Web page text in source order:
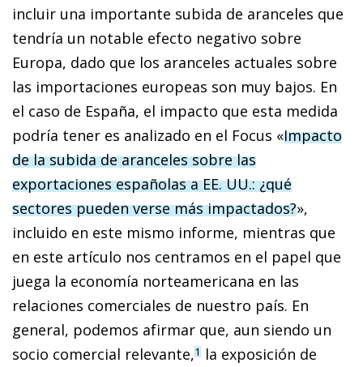
incluir una importante subida de aranceles que
tendría un notable efecto negativo sobre
Europa, dado que los aranceles actuales sobre
las importaciones europeas son muy bajos. En
el caso de España, el impacto que esta medida
podría tener es analizado en el Focus «Impacto
de la subida de aranceles sobre las
exportaciones españolas a EE. UU.: ¿qué
sectores pueden verse más impactados?»,
incluido en este mismo informe, mientras que
en este artículo nos centramos en el papel que
juega la economía norteamericana en las
relaciones comerciales de nuestro país. En
general, podemos afirmar que, aun siendo un
socio comercial relevante,1 la exposición de